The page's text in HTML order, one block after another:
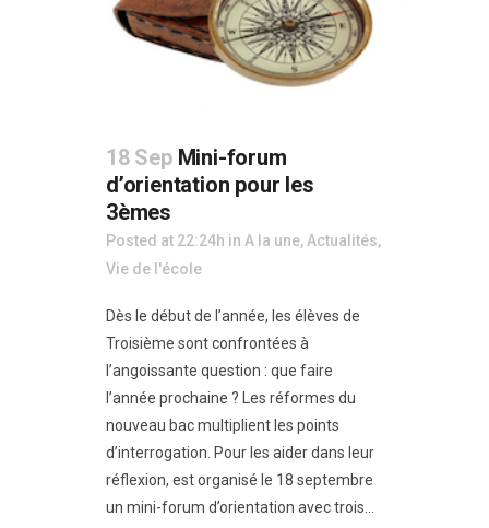
18 Sep Mini-forum
d’orientation pour les
3èmes
Posted at 22:24h in A la une, Actualités,
Vie de l'école
Dès le début de l’année, les élèves de
Troisième sont confrontées à
l’angoissante question : que faire
l’année prochaine ? Les réformes du
nouveau bac multiplient les points
d’interrogation. Pour les aider dans leur
réflexion, est organisé le 18 septembre
un mini-forum d’orientation avec trois...